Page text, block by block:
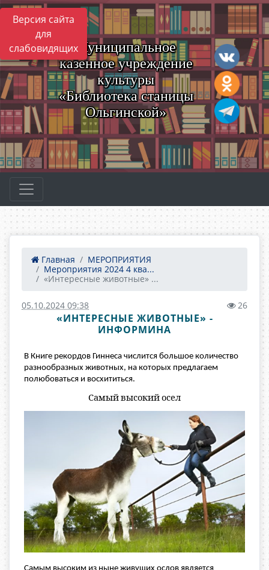
Версия сайта
для
слабовидящихМуниципальное
казенное учреждение
культуры
«Библиотека станицы
Ольгинской»
Главная
МЕРОПРИЯТИЯ
Мероприятия 2024 4 ква...
«Интересные животные» ...
05.10.2024 09:38 26
«ИНТЕРЕСНЫЕ ЖИВОТНЫЕ» -
ИНФОРМИНА
В Книге рекордов Гиннеса числится большое количество
разнообразных животных, на которых предлагаем
полюбоваться и восхититься.
Самый высокий осел